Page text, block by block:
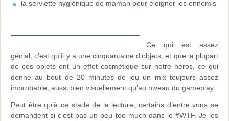
la serviette hygiénique de maman pour éloigner les ennemis
Ce qui est assez
génial, c’est qu’il y a une cinquantaine d’objets, et que la plupart
de ces objets ont un effet cosmétique sur notre héros, ce qui
donne au bout de 20 minutes de jeu un mix toujours assez
improbable, aussi bien visuellement qu’au niveau du gameplay.
Peut être qu’à ce stade de la lecture, certains d’entre vous se
demandent si c’est pas un peu too-much dans le #WTF. Je les